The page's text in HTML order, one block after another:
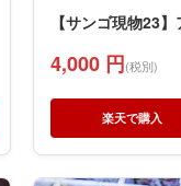
【サンゴ現物23
4,000 円(税別)
楽天で購入